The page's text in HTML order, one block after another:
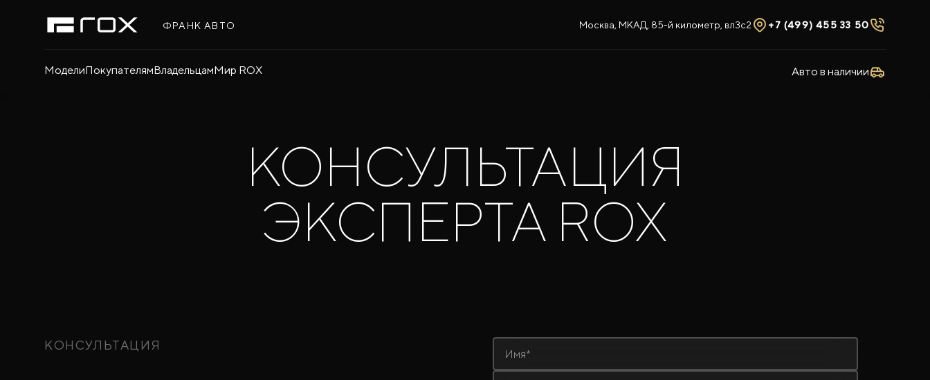
ФРАНК АВТО Москва, МКАД, 85-й километр, вл3с2 +7 (499) 455 33 50
МоделиПокупателямВладельцамМир ROX Авто в наличии
КОНСУЛЬТАЦИЯ
ЭКСПЕРТА ROX
КОНСУЛЬТАЦИЯ
Имя*